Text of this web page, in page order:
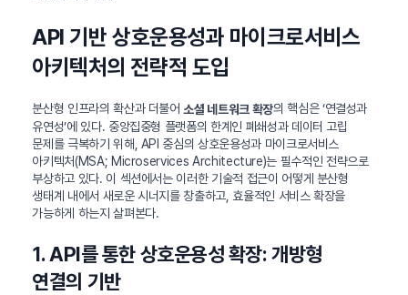
API 기반 상호운용성과 마이크로서비스
아키텍처의 전략적 도입
분산형 인프라의 확산과 더불어 소셜 네트워크 확장의 핵심은 ‘연결성과
유연성’에 있다. 중앙집중형 플랫폼의 한계인 폐쇄성과 데이터 고립
문제를 극복하기 위해, API 중심의 상호운용성과 마이크로서비스
아키텍처(MSA; Microservices Architecture)는 필수적인 전략으로
부상하고 있다. 이 섹션에서는 이러한 기술적 접근이 어떻게 분산형
생태계 내에서 새로운 시너지를 창출하고, 효율적인 서비스 확장을
가능하게 하는지 살펴본다.
1. API를 통한 상호운용성 확장: 개방형
연결의 기반